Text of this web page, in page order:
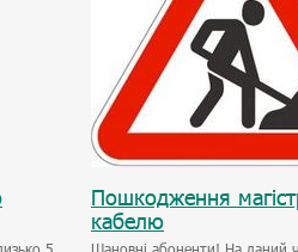
5
Пошкодження
кабелю
Шановні абоненти! На даний